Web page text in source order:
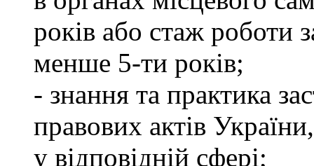
років або стаж роботи
менше 5-ти років;
- знання та практика
правових актів
у відповідній сфері;